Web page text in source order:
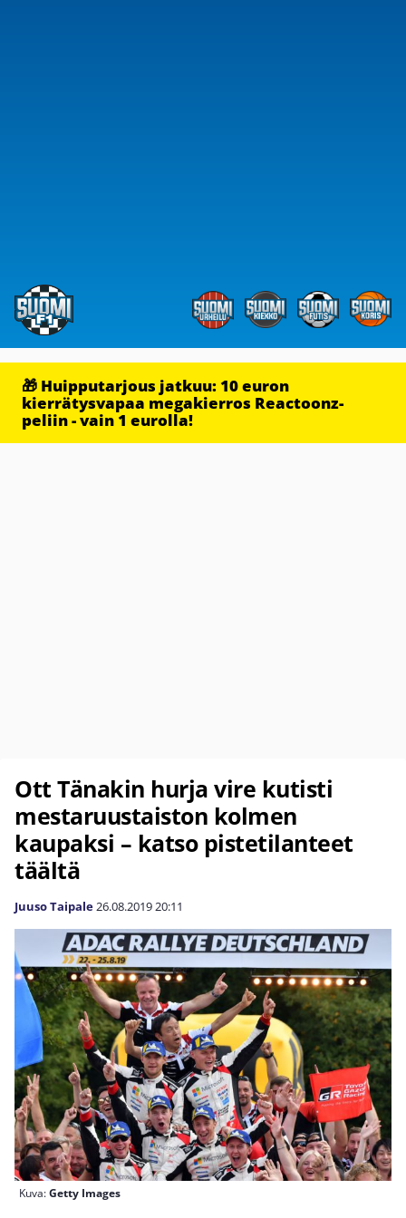
🎁 Huipputarjous jatkuu: 10 euron
kierrätysvapaa megakierros Reactoonz-
peliin - vain 1 eurolla!
Ott Tänakin hurja vire kutisti
mestaruustaiston kolmen
kaupaksi – katso pistetilanteet
täältä
Juuso Taipale26.08.201920:11
Kuva:Getty Images